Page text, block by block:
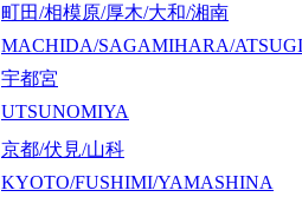
町田/相模原/厚木/大和/湘南
MACHIDA/SAGAMIHARA/
宇都宮
UTSUNOMIYA
京都/伏見/山科
KYOTO/FUSHIMI/YAMASHINA